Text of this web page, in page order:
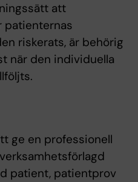
att
patienternas
riskerats, är behörig
när den individuella
ge en professionell
patient, patientprov